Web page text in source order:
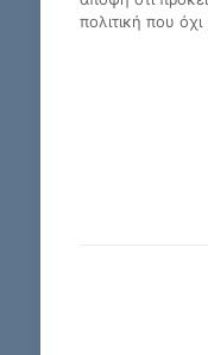
πολιτική που